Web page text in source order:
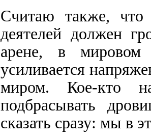
Считаю также, что
деятелей должен
арене, в мировом
усиливается
миром. Кое-кто
подбрасывать
сказать сразу: мы в